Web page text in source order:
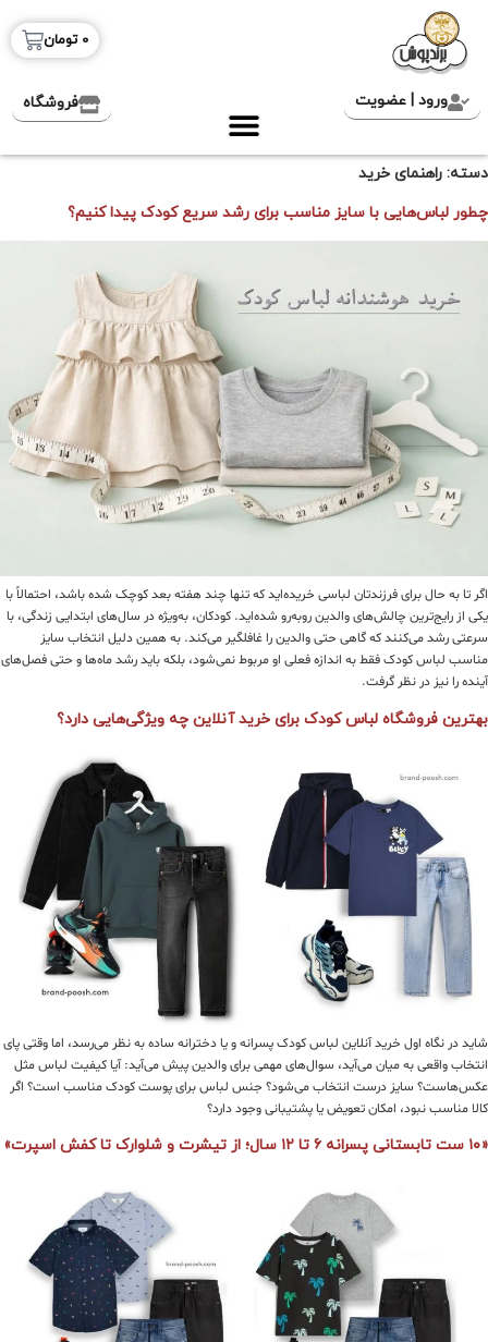
0 تومان
ورود | عضویت فروشگاه
دسته: راهنمای خرید
چطور لباس‌هایی با سایز مناسب برای رشد سریع کودک پیدا کنیم؟
اگر تا به حال برای فرزندتان لباسی خریده‌اید که تنها چند هفته بعد کوچک شده باشد، احتمالاً با
یکی از رایج‌ترین چالش‌های والدین روبه‌رو شده‌اید. کودکان، به‌ویژه در سال‌های ابتدایی زندگی، با
سرعتی رشد می‌کنند که گاهی حتی والدین را غافلگیر می‌کند. به همین دلیل انتخاب سایز
مناسب لباس کودک فقط به اندازه فعلی او مربوط نمی‌شود، بلکه باید رشد ماه‌ها و حتی فصل‌های
آینده را نیز در نظر گرفت.
بهترین فروشگاه لباس کودک برای خرید آنلاین چه ویژگی‌هایی دارد؟
شاید در نگاه اول خرید آنلاین لباس کودک پسرانه و یا دخترانه ساده به نظر می‌رسد، اما وقتی پای
انتخاب واقعی به میان می‌آید، سوال‌های مهمی برای والدین پیش می‌آید: آیا کیفیت لباس مثل
عکس‌هاست؟ سایز درست انتخاب می‌شود؟ جنس لباس برای پوست کودک مناسب است؟ اگر
کالا مناسب نبود، امکان تعویض یا پشتیبانی وجود دارد؟
«۱۰ ست تابستانی پسرانه ۶ تا ۱۲ سال؛ از تیشرت و شلوارک تا کفش اسپرت»